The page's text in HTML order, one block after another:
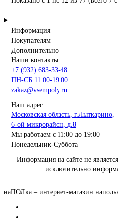
Информация
Покупателям
Дополнительно
Наши контакты
+7 (932) 683-33-48
ПН-СБ 11:00-19:00
zakaz@vsempoly.ru
Наш адрес
Московская область, г.Лыткарино,
6-ой микрорайон, д.8
Мы работаем с 11:00 до 19:00
Понедельник-Суббота
Информация на сайте не
исключительно
наПОЛка – интернет-магазин